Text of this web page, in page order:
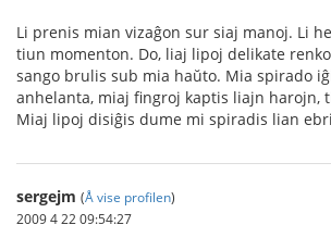
Li prenis mian vizaĝon sur siaj manoj. Li
tiun momenton. Do, liaj lipoj delikate
sango brulis sub mia haŭto. Mia spirado
anhelanta, miaj fingroj kaptis liajn harojn,
Miaj lipoj disiĝis dume mi spiradis lian
sergejm (Å vise profilen)
2009 4 22 09:54:27